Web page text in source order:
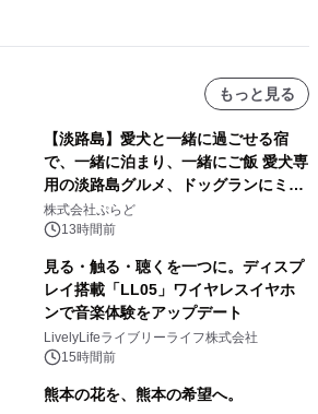
もっと見る
【淡路島】愛犬と一緒に過ごせる宿
で、一緒に泊まり、一緒にご飯 愛犬専
用の淡路島グルメ、ドッグランにミニ
プール グランピングとトレーラーハウ
スの2施設で
株式会社ぷらど
13時間前
見る・触る・聴くを一つに。ディスプ
レイ搭載「LL05」ワイヤレスイヤホ
ンで音楽体験をアップデート
LivelyLifeライブリーライフ株式会社
15時間前
熊本の花を、熊本の希望へ。